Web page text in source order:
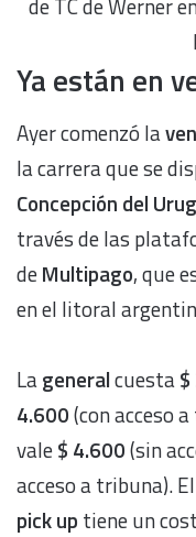
Ya están en
Ayer comenzó la
la carrera que se
Concepción del
través de las
deMultipago, que
en el litoral
Lageneralcuesta
4.600(con acceso
vale$ 4.600(sin
acceso a tribuna). El
pick up tiene un